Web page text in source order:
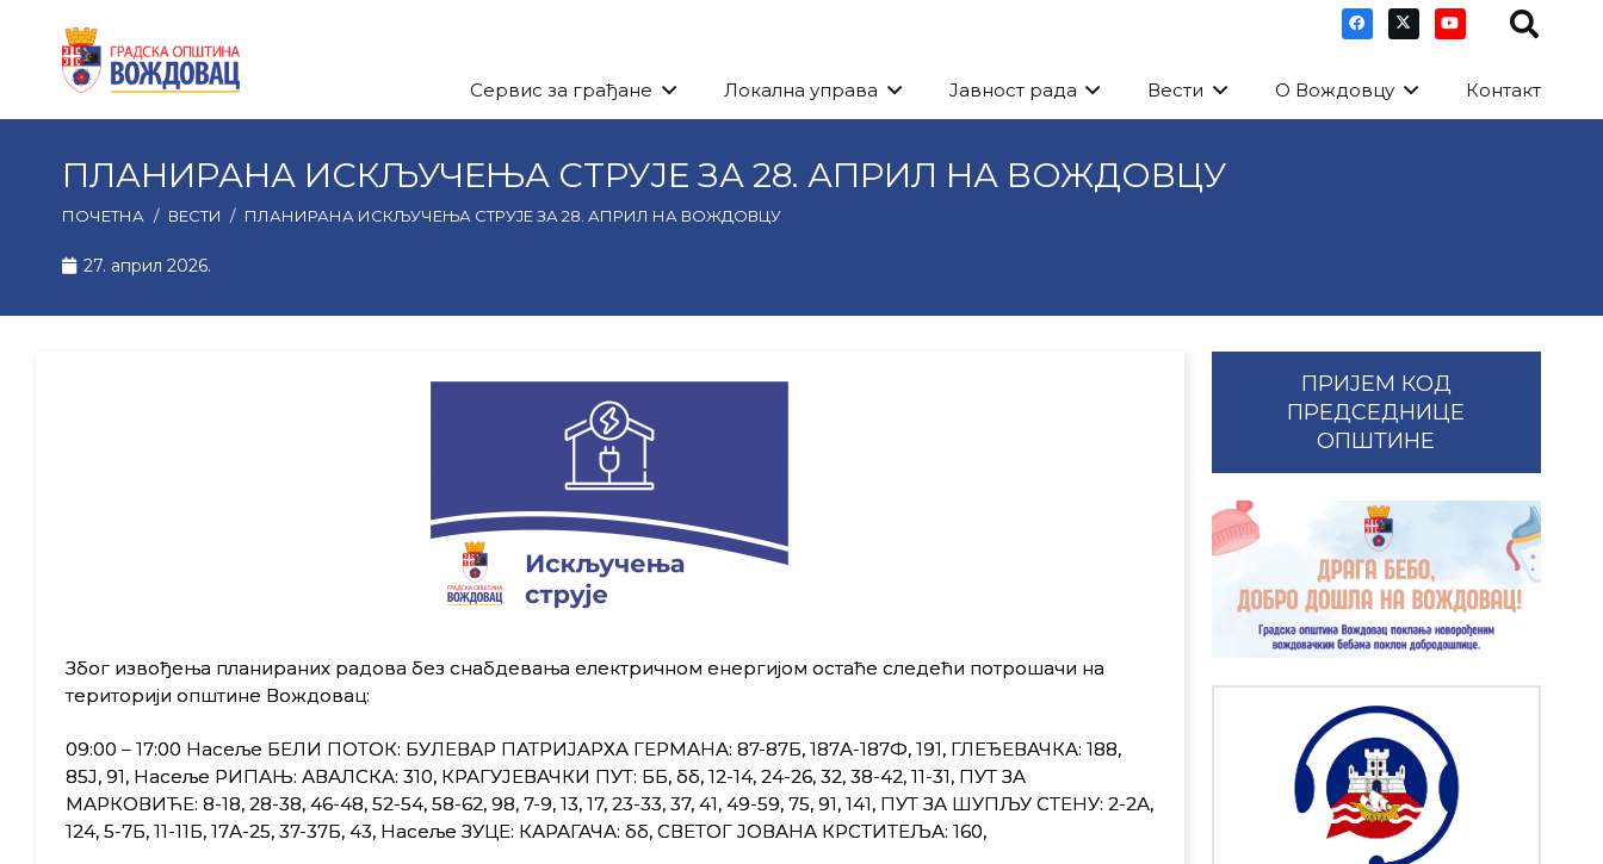
Сервис за грађане Локална управа Јавност рада Вести О Вождовцу Контакт
ПЛАНИРАНА ИСКЉУЧЕЊА СТРУЈЕ ЗА 28. АПРИЛ НА ВОЖДОВЦУ
ПОЧЕТНА / ВЕСТИ / ПЛАНИРАНА ИСКЉУЧЕЊА СТРУЈЕ ЗА 28. АПРИЛ НА ВОЖДОВЦУ
27. април 2026.
Због извођења планираних радова без снабдевања електричном енергијом остаће следећи потрошачи на
територији општине Вождовац:
09:00 – 17:00 Насеље БЕЛИ ПОТОК: БУЛЕВАР ПАТРИЈАРХА ГЕРМАНА: 87-87Б, 187А-187Ф, 191, ГЛЕЂЕВАЧКА: 188,
85Ј, 91, Насеље РИПАЊ: АВАЛСКА: 310, КРАГУЈЕВАЧКИ ПУТ: ББ, бб, 12-14, 24-26, 32, 38-42, 11-31, ПУТ ЗА
МАРКОВИЋЕ: 8-18, 28-38, 46-48, 52-54, 58-62, 98, 7-9, 13, 17, 23-33, 37, 41, 49-59, 75, 91, 141, ПУТ ЗА ШУПЉУ СТЕНУ: 2-2А,
124, 5-7Б, 11-11Б, 17А-25, 37-37Б, 43, Насеље ЗУЦЕ: КАРАГАЧА: бб, СВЕТОГ ЈОВАНА КРСТИТЕЉА: 160,
ПРИЈЕМ КОД
ПРЕДСЕДНИЦЕ
ОПШТИНЕ